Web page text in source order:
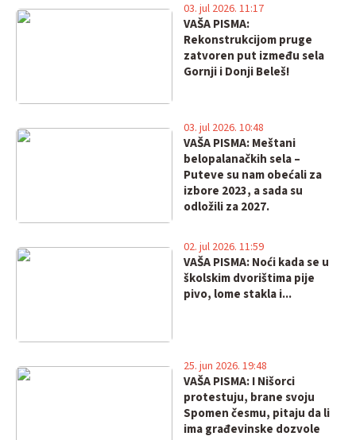
VAŠA PISMA:
Rekonstrukcijom pruge
zatvoren put između sela
Gornji i Donji Beleš!
03. jul 2026. 11:17
VAŠA PISMA: Meštani
belopalanačkih sela –
Puteve su nam obećali za
izbore 2023, a sada su
odložili za 2027.
03. jul 2026. 10:48
VAŠA PISMA: Noći kada se u
školskim dvorištima pije
pivo, lome stakla i...
02. jul 2026. 11:59
VAŠA PISMA: I Nišorci
protestuju, brane svoju
Spomen česmu, pitaju da li
ima građevinske dozvole
25. jun 2026. 19:48